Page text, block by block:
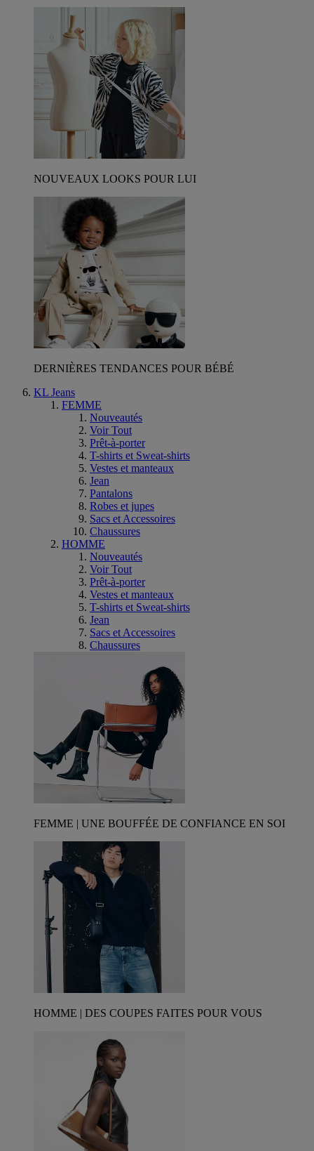
NOUVEAUX LOOKS POUR LUI
DERNIÈRES TENDANCES POUR BÉBÉ
KL Jeans
FEMME
Nouveautés
Voir Tout
Prêt-à-porter
T-shirts et Sweat-shirts
Vestes et manteaux
Jean
Pantalons
Robes et jupes
Sacs et Accessoires
Chaussures
HOMME
Nouveautés
Voir Tout
Prêt-à-porter
Vestes et manteaux
T-shirts et Sweat-shirts
Jean
Sacs et Accessoires
Chaussures
FEMME | UNE BOUFFÉE DE CONFIANCE EN SOI
HOMME | DES COUPES FAITES POUR VOUS